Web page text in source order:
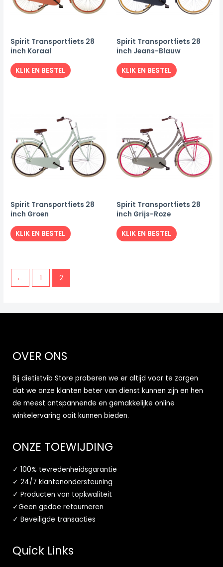
Spirit Transportfiets 28
inch Koraal
KLIK EN BESTEL
Spirit Transportfiets 28
inch Jeans-Blauw
KLIK EN BESTEL
Spirit Transportfiets 28
inch Groen
KLIK EN BESTEL
Spirit Transportfiets 28
inch Grijs-Roze
KLIK EN BESTEL
← 1 2
OVER ONS
Bij dietistvib Store proberen we er altijd voor te zorgen
dat we onze klanten beter van dienst kunnen zijn en hen
de meest ontspannende en gemakkelijke online
winkelervaring ooit kunnen bieden.
ONZE TOEWIJDING
✓ 100% tevredenheidsgarantie
✓ 24/7 klantenondersteuning
✓ Producten van topkwaliteit
✓Geen gedoe retourneren
✓ Beveiligde transacties
Quick Links